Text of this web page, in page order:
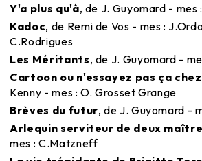
Y'a plus qu'à, de J. Guyomard - mes
Kadoc, de Remi de Vos - mes :
C.Rodrigues
Les Méritants, de J. Guyomard -
Cartoon ou n'essayez pas ça
Kenny - mes : O. Grosset Grange
Brèves du futur, de J. Guyomard -
Arlequin serviteur de deux
mes : C.Matzneff